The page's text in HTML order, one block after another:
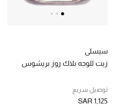
المجوهرات
سيسلي
زيت للوجه بلاك روز بريشوس
توصيل سريع
SAR 1,125